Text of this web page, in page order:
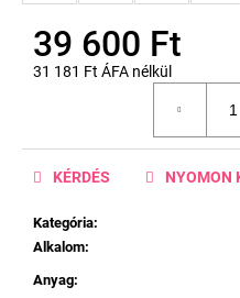
39 600 Ft
31 181 Ft ÁFA nélkül
Kategória:
Alkalom:
Anyag:
KÉRDÉS NYOMON